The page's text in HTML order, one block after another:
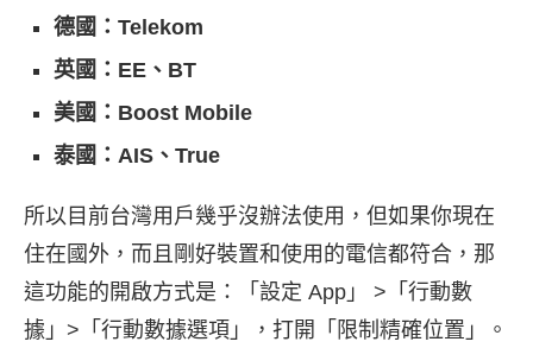
德國：Telekom
英國：EE、BT
美國：Boost Mobile
泰國：AIS、True
所以目前台灣用戶幾乎沒辦法使用，但如果你現在
住在國外，而且剛好裝置和使用的電信都符合，那
這功能的開啟方式是：「設定 App」 >「行動數
據」>「行動數據選項」，打開「限制精確位置」。